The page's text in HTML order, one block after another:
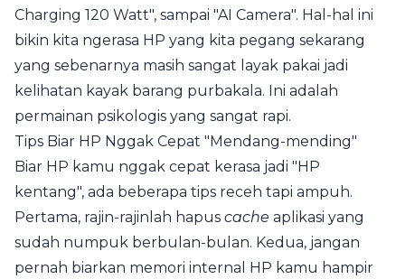
Charging 120 Watt", sampai "AI Camera". Hal-hal ini
bikin kita ngerasa HP yang kita pegang sekarang
yang sebenarnya masih sangat layak pakai jadi
kelihatan kayak barang purbakala. Ini adalah
permainan psikologis yang sangat rapi.
Tips Biar HP Nggak Cepat "Mendang-mending"
Biar HP kamu nggak cepat kerasa jadi "HP
kentang", ada beberapa tips receh tapi ampuh.
Pertama, rajin-rajinlah hapus cache aplikasi yang
sudah numpuk berbulan-bulan. Kedua, jangan
pernah biarkan memori internal HP kamu hampir